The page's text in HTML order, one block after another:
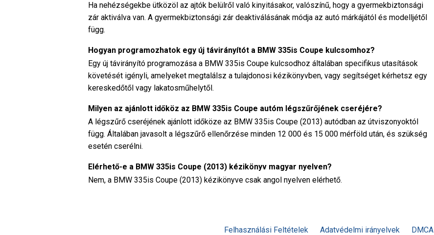
Ha nehézségekbe ütközöl az ajtók belülről való kinyitásakor, valószínű, hogy a gyermekbiztonsági
zár aktiválva van. A gyermekbiztonsági zár deaktiválásának módja az autó márkájától és modelljétől
függ.
Hogyan programozhatok egy új távirányítót a BMW 335is Coupe kulcsomhoz?
Egy új távirányító programozása a BMW 335is Coupe kulcsodhoz általában specifikus utasítások
követését igényli, amelyeket megtalálsz a tulajdonosi kézikönyvben, vagy segítséget kérhetsz egy
kereskedőtől vagy lakatosműhelytől.
Milyen az ajánlott időköz az BMW 335is Coupe autóm légszűrőjének cseréjére?
A légszűrő cseréjének ajánlott időköze az BMW 335is Coupe (2013) autódban az útviszonyoktól
függ. Általában javasolt a légszűrő ellenőrzése minden 12 000 és 15 000 mérföld után, és szükség
esetén cserélni.
Elérhető-e a BMW 335is Coupe (2013) kézikönyv magyar nyelven?
Nem, a BMW 335is Coupe (2013) kézikönyve csak angol nyelven elérhető.
Felhasználási Feltételek Adatvédelmi irányelvek DMCA